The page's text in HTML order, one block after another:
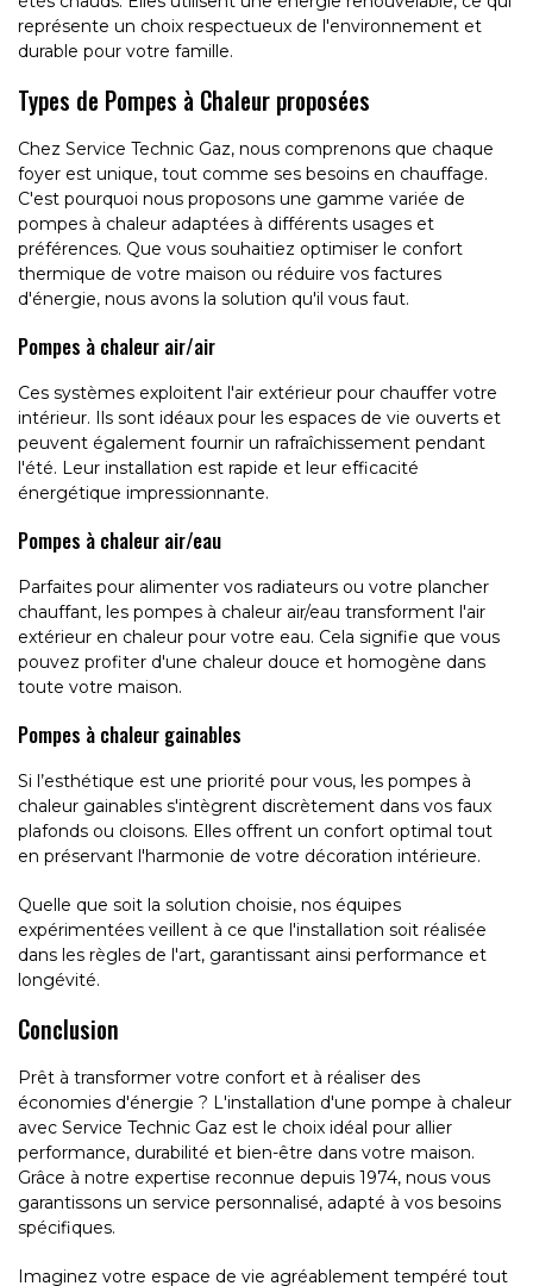
représente un choix respectueux de l'environnement et
durable pour votre famille.
Types de Pompes à Chaleur proposées
Chez Service Technic Gaz, nous comprenons que chaque
foyer est unique, tout comme ses besoins en chauffage.
C'est pourquoi nous proposons une gamme variée de
pompes à chaleur adaptées à différents usages et
préférences. Que vous souhaitiez optimiser le confort
thermique de votre maison ou réduire vos factures
d'énergie, nous avons la solution qu'il vous faut.
Pompes à chaleur air/air
Ces systèmes exploitent l'air extérieur pour chauffer votre
intérieur. Ils sont idéaux pour les espaces de vie ouverts et
peuvent également fournir un rafraîchissement pendant
l'été. Leur installation est rapide et leur efficacité
énergétique impressionnante.
Pompes à chaleur air/eau
Parfaites pour alimenter vos radiateurs ou votre plancher
chauffant, les pompes à chaleur air/eau transforment l'air
extérieur en chaleur pour votre eau. Cela signifie que vous
pouvez profiter d'une chaleur douce et homogène dans
toute votre maison.
Pompes à chaleur gainables
Si l’esthétique est une priorité pour vous, les pompes à
chaleur gainables s'intègrent discrètement dans vos faux
plafonds ou cloisons. Elles offrent un confort optimal tout
en préservant l'harmonie de votre décoration intérieure.
Quelle que soit la solution choisie, nos équipes
expérimentées veillent à ce que l'installation soit réalisée
dans les règles de l'art, garantissant ainsi performance et
longévité.
Conclusion
Prêt à transformer votre confort et à réaliser des
économies d'énergie ? L'installation d'une pompe à chaleur
avec Service Technic Gaz est le choix idéal pour allier
performance, durabilité et bien-être dans votre maison.
Grâce à notre expertise reconnue depuis 1974, nous vous
garantissons un service personnalisé, adapté à vos besoins
spécifiques.
Imaginez votre espace de vie agréablement tempéré tout